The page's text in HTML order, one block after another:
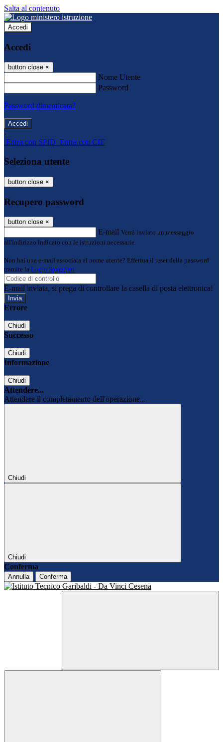
Salta al contenuto
Accedi
Accedi
button close ×
Nome Utente
Password
Password dimenticata?
-
Entra con SPID Entra con CIE
Seleziona utente
button close ×
Recupero password
button close ×
E-mail Verrà inviato un messaggio
all'indirizzo indicato con le istruzioni necessarie.
Non hai una e-mail associata al nome utente? Effettua il reset della password
tramite la Login Spaggiari
E-mail inviata, si prega di controllare la casella di posta elettronica!
Errore
Chiudi
Successo
Chiudi
Informazione
Chiudi
Attendere...
Attendere il completamento dell'operazione...
Chiudi
Chiudi
Conferma
Annulla Conferma